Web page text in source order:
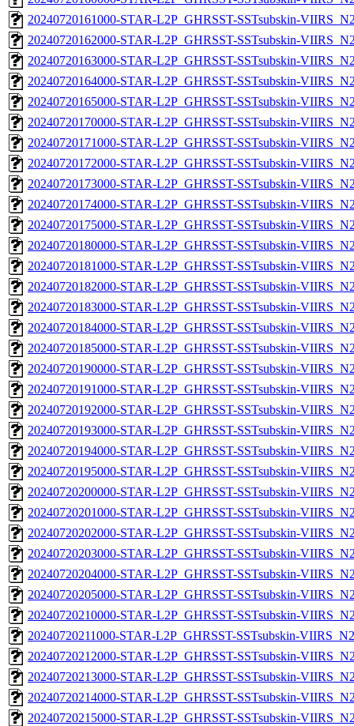
20240720161000-STAR-L2P_GHRSST-SSTsubskin-
20240720162000-STAR-L2P_GHRSST-SSTsubskin-
20240720163000-STAR-L2P_GHRSST-SSTsubskin-
20240720164000-STAR-L2P_GHRSST-SSTsubskin-
20240720165000-STAR-L2P_GHRSST-SSTsubskin-
20240720170000-STAR-L2P_GHRSST-SSTsubskin-
20240720171000-STAR-L2P_GHRSST-SSTsubskin-
20240720172000-STAR-L2P_GHRSST-SSTsubskin-
20240720173000-STAR-L2P_GHRSST-SSTsubskin-
20240720174000-STAR-L2P_GHRSST-SSTsubskin-
20240720175000-STAR-L2P_GHRSST-SSTsubskin-
20240720180000-STAR-L2P_GHRSST-SSTsubskin-
20240720181000-STAR-L2P_GHRSST-SSTsubskin-
20240720182000-STAR-L2P_GHRSST-SSTsubskin-
20240720183000-STAR-L2P_GHRSST-SSTsubskin-
20240720184000-STAR-L2P_GHRSST-SSTsubskin-
20240720185000-STAR-L2P_GHRSST-SSTsubskin-
20240720190000-STAR-L2P_GHRSST-SSTsubskin-
20240720191000-STAR-L2P_GHRSST-SSTsubskin-
20240720192000-STAR-L2P_GHRSST-SSTsubskin-
20240720193000-STAR-L2P_GHRSST-SSTsubskin-
20240720194000-STAR-L2P_GHRSST-SSTsubskin-
20240720195000-STAR-L2P_GHRSST-SSTsubskin-
20240720200000-STAR-L2P_GHRSST-SSTsubskin-
20240720201000-STAR-L2P_GHRSST-SSTsubskin-
20240720202000-STAR-L2P_GHRSST-SSTsubskin-
20240720203000-STAR-L2P_GHRSST-SSTsubskin-
20240720204000-STAR-L2P_GHRSST-SSTsubskin-
20240720205000-STAR-L2P_GHRSST-SSTsubskin-
20240720210000-STAR-L2P_GHRSST-SSTsubskin-
20240720211000-STAR-L2P_GHRSST-SSTsubskin-
20240720212000-STAR-L2P_GHRSST-SSTsubskin-
20240720213000-STAR-L2P_GHRSST-SSTsubskin-
20240720214000-STAR-L2P_GHRSST-SSTsubskin-
20240720215000-STAR-L2P_GHRSST-SSTsubskin-